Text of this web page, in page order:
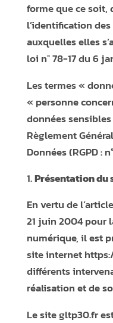
forme que ce soit,
l’identification
auxquelles elles
loi n° 78-17 du 6
Les termes «
« personne
données
Règlement
Données (RGPD :
Présentation du
En vertu de
21 juin 2004 pour
numérique, il est
site internet
différents
réalisation et de
Le site gltp30.fr